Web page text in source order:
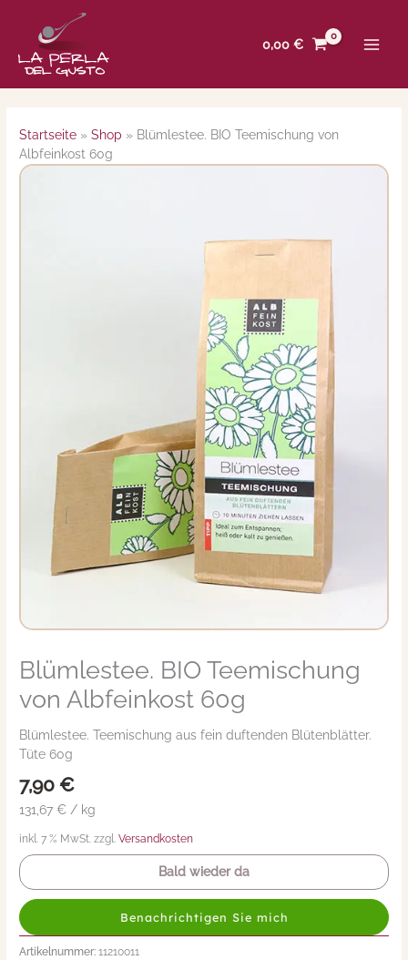
springen
0,00€
Startseite »Shop » Blümlestee. BIO Teemischung von
Albfeinkost 60g
Blümlestee. BIO Teemischung
von Albfeinkost 60g
Blümlestee. Teemischung aus fein duftenden Blütenblätter.
Tüte 60g
7,90€
131,67 € / kg
inkl. 7 % MwSt. zzgl.Versandkosten
Bald wieder da
Benachrichtigen Sie mich
Artikelnummer:11210011